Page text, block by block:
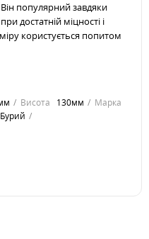
популярний завдяки
достатній міцності і
користується попитом
Висота 130мм
Марка
Бурий